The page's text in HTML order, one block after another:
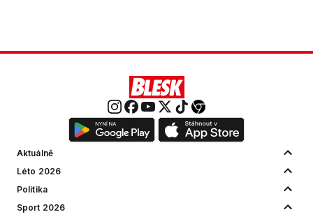
Aktuálně
Léto 2026
Politika
Sport 2026